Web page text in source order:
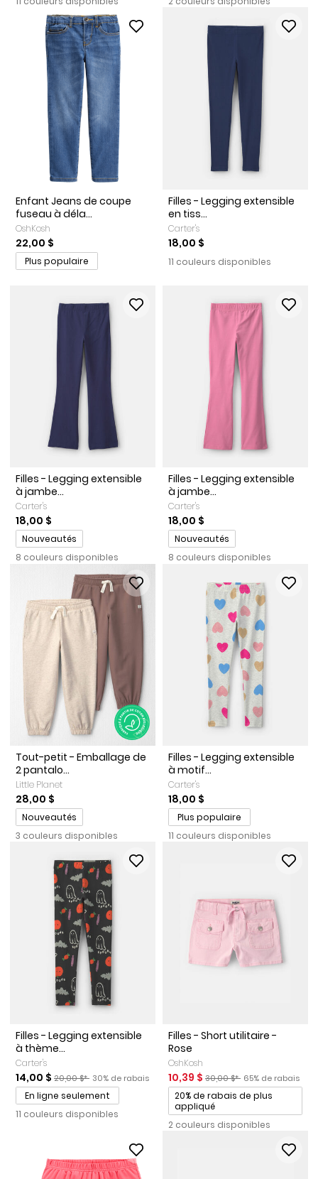
Enfant Jeans de coupe
fuseau à déla...
OshKosh
22,00 $
Plus populaire
Filles - Legging extensible
en tiss...
Carter's
18,00 $
11 couleurs disponibles
Filles - Legging extensible
à jambe...
Carter's
18,00 $
Promotions
Nouveautés
8 couleurs disponibles
Filles - Legging extensible
à jambe...
Carter's
18,00 $
Promotions
Nouveautés
8 couleurs disponibles
Tout-petit - Emballage de
2 pantalo...
Little Planet
28,00 $
Promotions
Nouveautés
3 couleurs disponibles
Filles - Legging extensible
à motif...
Carter's
18,00 $
Plus populaire
11 couleurs disponibles
Filles - Legging extensible
à thème...
Carter's
Prix de solde
14,00 $ Prix ​​de détail suggéré par le fabricant
20,00 $* Pourcentage de rabais
30% de rabais
En ligne seulement
11 couleurs disponibles
Filles - Short utilitaire -
Rose
OshKosh
Prix de solde
10,39 $ Prix ​​de détail suggéré par
30,00 $* Pourcentage de
65% de rabais
Promotions
20% de rabais de plus
appliqué
2 couleurs disponibles